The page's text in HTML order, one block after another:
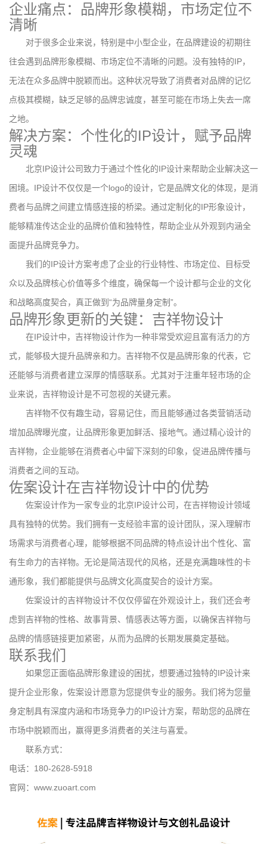
企业痛点：品牌形象模糊，市场定位不
清晰
对于很多企业来说，特别是中小型企业，在品牌建设的初期往
往会遇到品牌形象模糊、市场定位不清晰的问题。没有独特的IP，
无法在众多品牌中脱颖而出。这种状况导致了消费者对品牌的记忆
点极其模糊，缺乏足够的品牌忠诚度，甚至可能在市场上失去一席
之地。
解决方案：个性化的IP设计，赋予品牌
灵魂
北京IP设计公司致力于通过个性化的IP设计来帮助企业解决这一
困境。IP设计不仅仅是一个logo的设计，它是品牌文化的体现，是消
费者与品牌之间建立情感连接的桥梁。通过定制化的IP形象设计，
能够精准传达企业的品牌价值和独特性，帮助企业从外观到内涵全
面提升品牌竞争力。
我们的IP设计方案考虑了企业的行业特性、市场定位、目标受
众以及品牌核心价值等多个维度，确保每一个设计都与企业的文化
和战略高度契合，真正做到“为品牌量身定制”。
品牌形象更新的关键：吉祥物设计
在IP设计中，吉祥物设计作为一种非常受欢迎且富有活力的方
式，能够极大提升品牌亲和力。吉祥物不仅是品牌形象的代表，它
还能够与消费者建立深厚的情感联系。尤其对于注重年轻市场的企
业来说，吉祥物设计是不可忽视的关键元素。
吉祥物不仅有趣生动，容易记住，而且能够通过各类营销活动
增加品牌曝光度，让品牌形象更加鲜活、接地气。通过精心设计的
吉祥物，企业能够在消费者心中留下深刻的印象，促进品牌传播与
消费者之间的互动。
佐案设计在吉祥物设计中的优势
佐案设计作为一家专业的北京IP设计公司，在吉祥物设计领域
具有独特的优势。我们拥有一支经验丰富的设计团队，深入理解市
场需求与消费者心理，能够根据不同品牌的特点设计出个性化、富
有生命力的吉祥物。无论是简洁现代的风格，还是充满趣味性的卡
通形象，我们都能提供与品牌文化高度契合的设计方案。
佐案设计的吉祥物设计不仅仅停留在外观设计上，我们还会考
虑到吉祥物的性格、故事背景、情感表达等方面，以确保吉祥物与
品牌的情感链接更加紧密，从而为品牌的长期发展奠定基础。
联系我们
如果您正面临品牌形象建设的困扰，想要通过独特的IP设计来
提升企业形象，佐案设计愿意为您提供专业的服务。我们将为您量
身定制具有深度内涵和市场竞争力的IP设计方案，帮助您的品牌在
市场中脱颖而出，赢得更多消费者的关注与喜爱。
联系方式：
电话：180-2628-5918
官网：www.zuoart.com